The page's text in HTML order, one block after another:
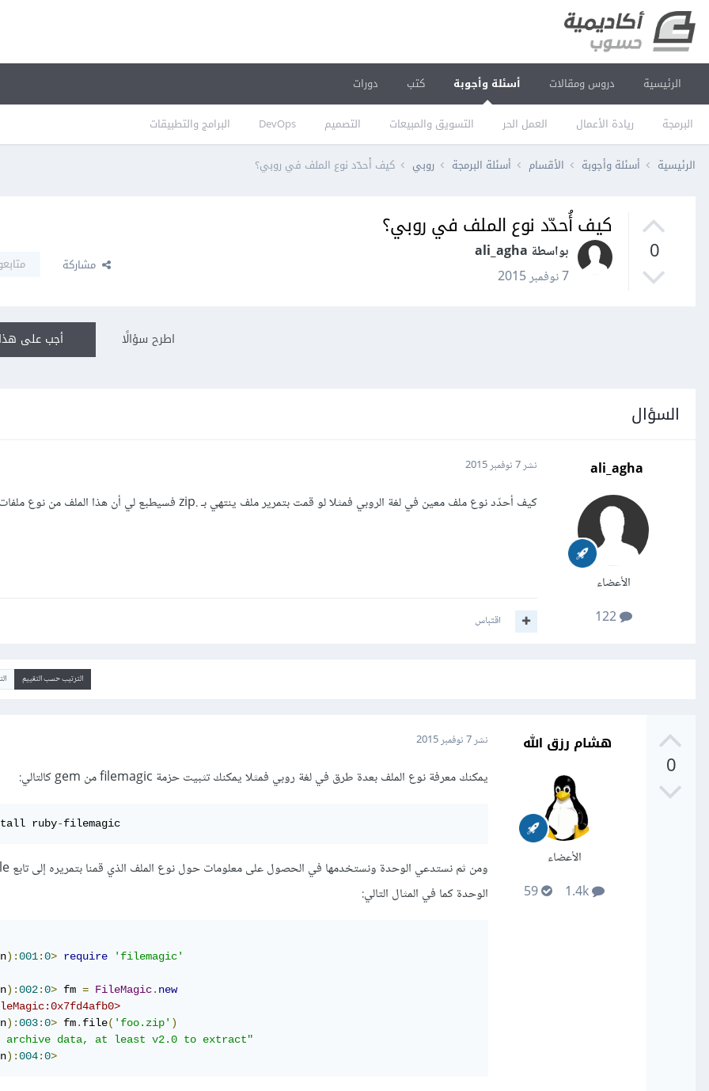
الرئيسية دروس ومقالات أسئلة وأجوبة
البرمجة ريادة الأعمال العمل الحر التسويق والمبيعات التصميم DevOps البرامج والتطبيقات
كتب دورات
الرئيسية أسئلة وأجوبة الأقسام أسئلة البرمجة روبي كيف أُحدّد نوع الملف في روبي؟
0
كيف أُحدّد نوع الملف في روبي؟
بواسطة ali_agha
7 نوفمبر 2015
مشاركة
أجب على اطرح سؤالًا
السؤال
ali_agha
الأعضاء
122
نشر7 نوفمبر 2015
كيف أحدّد نوع ملف معين في لغة الروبي فمثلا لو قمت بتمرير ملف ينتهي بـ .zip فسيطبع لي أن هذا الملف من نوع ملفات مضغوطة؟
اقتباس
الترتيب حسب التقييم
0
هشام رزق الله
الأعضاء
نشر7 نوفمبر 2015
يمكنك معرفة نوع الملف بعدة طرق في لغة روبي فمثلا يمكنك تثبيت حزمة filemagic من gem كالتالي:
ruby-filemagic
الوحدة كما في المثال التالي:
):001:0> require
'filemagic'
):002:0> fm = FileMagic. new
):003:0> fm. file( 'foo.zip' )
archive data, at least v2.0 to extract"
):004:0>